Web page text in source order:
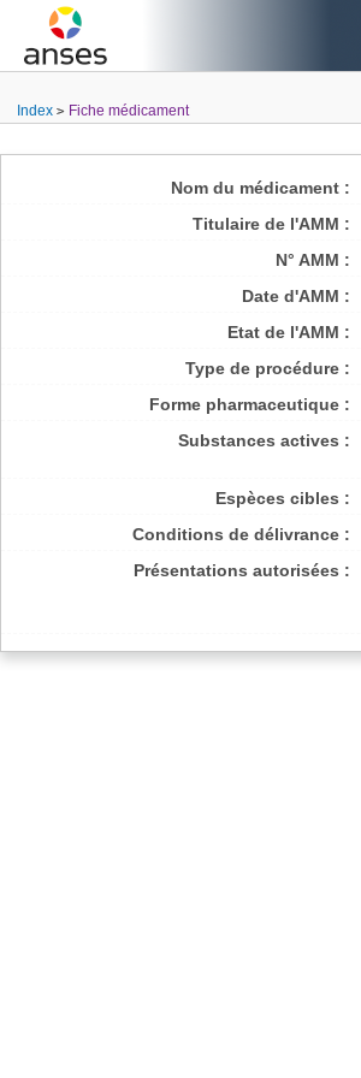
Index Fiche médicament
Nom du médicament :
Titulaire de l'AMM :
N° AMM :
Date d'AMM :
Etat de l'AMM :
Type de procédure :
Forme pharmaceutique :
Substances actives :
Espèces cibles :
Conditions de délivrance :
Présentations autorisées :